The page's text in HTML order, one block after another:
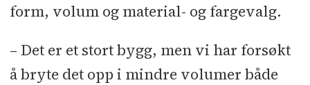
form, volum og material- og fargevalg.
– Det er et stort bygg, men vi har forsøkt
å bryte det opp i mindre volumer både